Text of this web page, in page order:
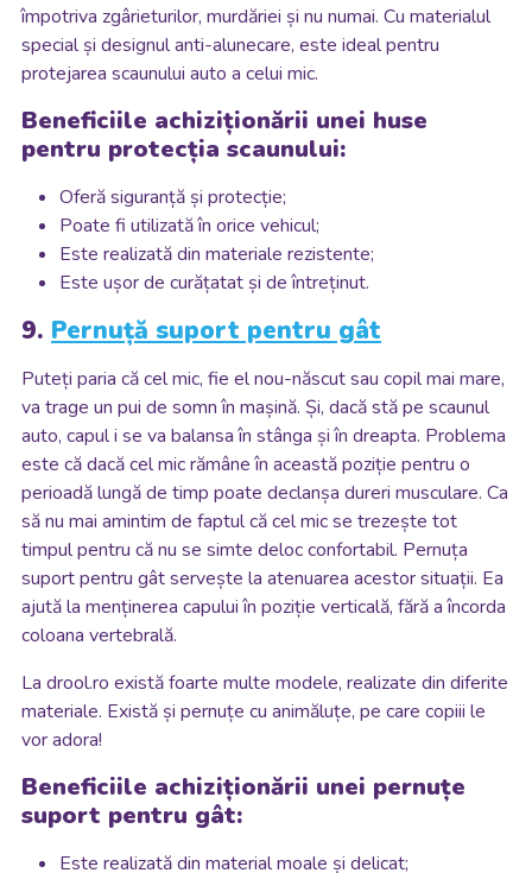
împotriva zgârieturilor, murdăriei și nu numai. Cu materialul
special și designul anti-alunecare, este ideal pentru
protejarea scaunului auto a celui mic.
Beneficiile achiziționării unei huse
pentru protecția scaunului:
Oferă siguranță și protecție;
Poate fi utilizată în orice vehicul;
Este realizată din materiale rezistente;
Este ușor de curățatat și de întreținut.
9. Pernuță suport pentru gât
Puteți paria că cel mic, fie el nou-născut sau copil mai mare,
va trage un pui de somn în mașină. Și, dacă stă pe scaunul
auto, capul i se va balansa în stânga și în dreapta. Problema
este că dacă cel mic rămâne în această poziție pentru o
perioadă lungă de timp poate declanșa dureri musculare. Ca
să nu mai amintim de faptul că cel mic se trezește tot
timpul pentru că nu se simte deloc confortabil. Pernuța
suport pentru gât servește la atenuarea acestor situații. Ea
ajută la menținerea capului în poziție verticală, fără a încorda
coloana vertebrală.
La drool.ro există foarte multe modele, realizate din diferite
materiale. Există și pernuțe cu animăluțe, pe care copiii le
vor adora!
Beneficiile achiziționării unei pernuțe
suport pentru gât:
Este realizată din material moale și delicat;